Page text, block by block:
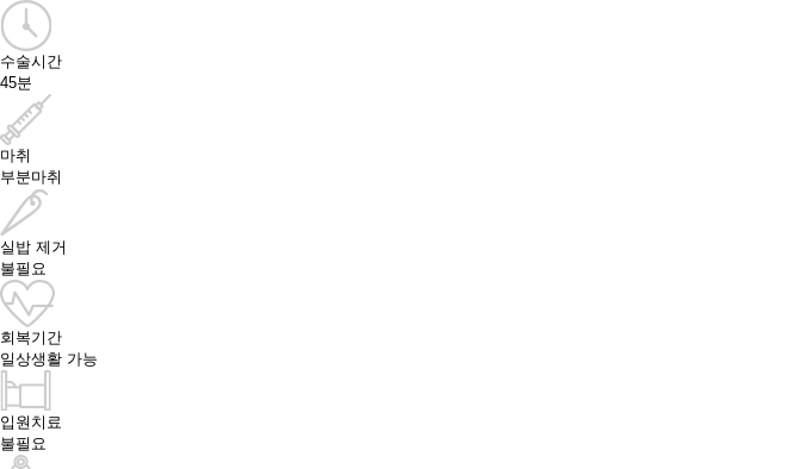
수술시간
45분
마취
부분마취
실밥 제거
불필요
회복기간
일상생활 가능
입원치료
불필요